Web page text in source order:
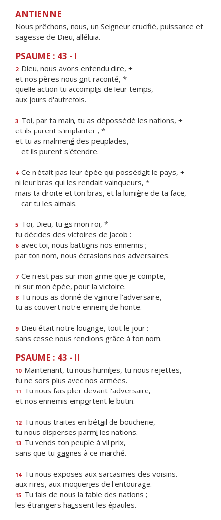
ANTIENNE
Nous prêchons, nous, un Seigneur crucifié, puissance et
sagesse de Dieu, alléluia.
PSAUME : 43 - I
2 Dieu, nous avons entendu dire, +
et nos pères nous ont raconté, *
quelle action tu accomplis de leur temps,
aux jours d'autrefois.
3 Toi, par ta main, tu as dépossédé les nations, +
et ils purent s'implanter ; *
et tu as malmené des peuplades,
et ils purent s'étendre.
4 Ce n'était pas leur épée qui possédait le pays, +
ni leur bras qui les rendait vainqueurs, *
mais ta droite et ton bras, et la lumière de ta face,
car tu les aimais.
5 Toi, Dieu, tu es mon roi, *
tu décides des victoires de Jacob :
6 avec toi, nous battions nos ennemis ;
par ton nom, nous écrasions nos adversaires.
7 Ce n'est pas sur mon arme que je compte,
ni sur mon épée, pour la victoire.
8 Tu nous as donné de vaincre l'adversaire,
tu as couvert notre ennemi de honte.
9 Dieu était notre louange, tout le jour :
sans cesse nous rendions grâce à ton nom.
PSAUME : 43 - II
10 Maintenant, tu nous humilies, tu nous rejettes,
tu ne sors plus avec nos armées.
11 Tu nous fais plier devant l'adversaire,
et nos ennemis emportent le butin.
12 Tu nous traites en bétail de boucherie,
tu nous disperses parmi les nations.
13 Tu vends ton peuple à vil prix,
sans que tu gagnes à ce marché.
14 Tu nous exposes aux sarcasmes des voisins,
aux rires, aux moqueries de l'entourage.
15 Tu fais de nous la fable des nations ;
les étrangers haussent les épaules.